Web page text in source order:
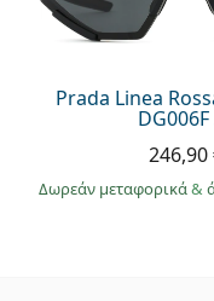
Prada Linea
246,90
Δωρεάν μεταφορικά&